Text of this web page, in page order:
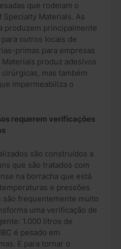
que rodeiam o
Materials. As
produzem principalmente
outros locais de
primas para empresas
produz adesivos
mas também
impermeabiliza o
requerem verificações
são construídos a
que são tratados com
na borracha que está
e pressões
são frequentemente muito
uma verificação de
1.000 litros de
é pesado em
E para tornar o